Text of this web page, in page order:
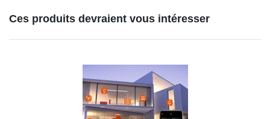
Ces produits devraient vous intéresser